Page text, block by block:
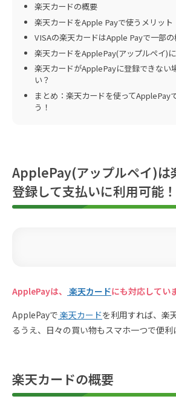
楽天カードの概要
楽天カードをApple Payで使うメリット
VISAの楽天カードはApple Payで一部
楽天カードをApplePay(アップルペイ)
楽天カードがApplePayに登録できない
い？
まとめ：楽天カードを使ってApplePay
う！
ApplePay(アップルペイ)は
登録して支払いに利用可能！
ApplePayは、 楽天カードにも対応してい
ApplePayで 楽天カードを利用すれば、楽
るうえ、日々の買い物もスマホ一つで便利
楽天カードの概要